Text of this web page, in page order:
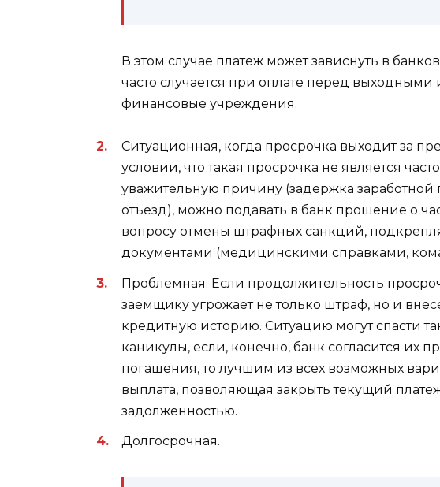
В этом случае платеж может зависнуть в
часто случается при оплате перед выходными
финансовые учреждения.
Ситуационная, когда просрочка выходит за
условии, что такая просрочка не является
уважительную причину (задержка заработной
отъезд), можно подавать в банк прошение о
вопросу отмены штрафных санкций,
документами (медицинскими справками,
Проблемная. Если продолжительность
заемщику угрожает не только штраф, но и
кредитную историю. Ситуацию могут спасти
каникулы, если, конечно, банк согласится их
погашения, то лучшим из всех возможных
выплата, позволяющая закрыть текущий
задолженностью.
Долгосрочная.